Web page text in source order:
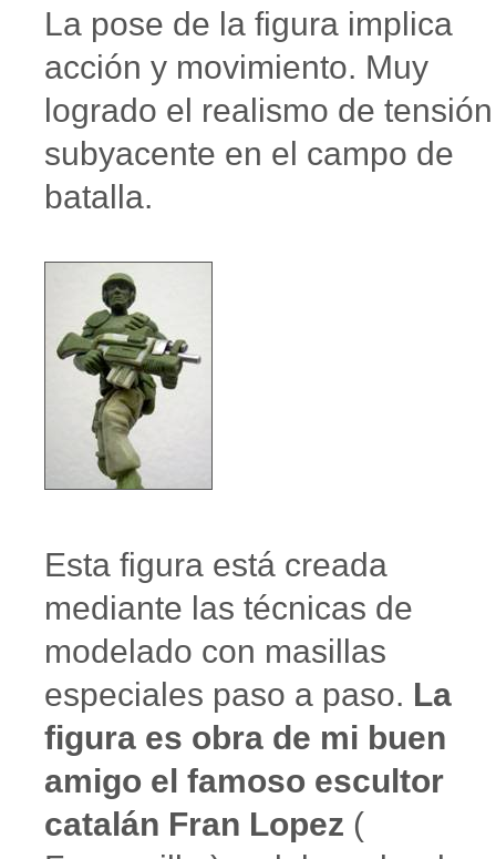
La pose de la figura implica
acción y movimiento. Muy
logrado el realismo de tensión
subyacente en el campo de
batalla.
Esta figura está creada
mediante las técnicas de
modelado con masillas
especiales paso a paso. La
figura es obra de mi buen
amigo el famoso escultor
catalán Fran Lopez (